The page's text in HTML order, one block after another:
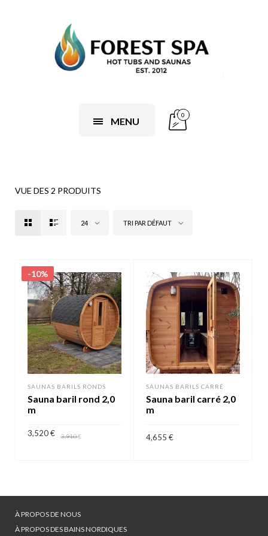
MENU
0
VUE DES 2 PRODUITS
24 TRI PAR DÉFAUT
-10%
SAUNAS BARILS RONDS
Sauna baril rond 2,0
m
3,910€
3,520€
SAUNAS BARILS CARRÉ
Sauna baril carré 2,0
m
4,655 €
À PROPOS DE NOUS
À PROPOS DES BAINS NORDIQUES